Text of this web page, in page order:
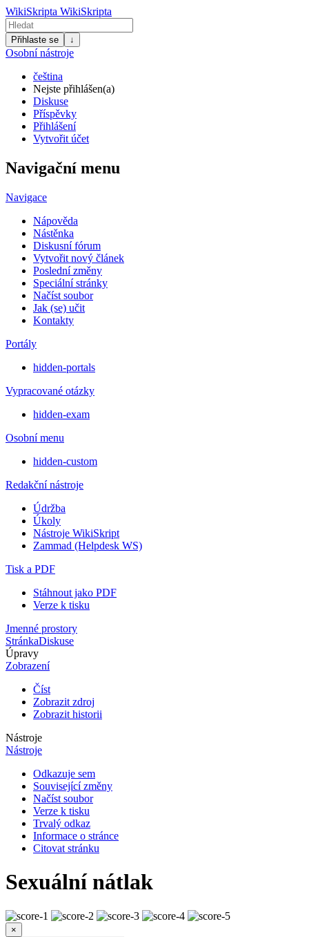
WikiSkripta WikiSkripta
Přihlaste se ↓
Osobní nástroje
čeština
Nejste přihlášen(a)
Diskuse
Příspěvky
Přihlášení
Vytvořit účet
Navigační menu
Navigace
Nápověda
Nástěnka
Diskusní fórum
Vytvořit nový článek
Poslední změny
Speciální stránky
Načíst soubor
Jak (se) učit
Kontakty
Portály
hidden-portals
Vypracované otázky
hidden-exam
Osobní menu
hidden-custom
Redakční nástroje
Údržba
Úkoly
Nástroje WikiSkript
Zammad (Helpdesk WS)
Tisk a PDF
Stáhnout jako PDF
Verze k tisku
Jmenné prostory
StránkaDiskuse
Úpravy
Zobrazení
Číst
Zobrazit zdroj
Zobrazit historii
Nástroje
Nástroje
Odkazuje sem
Související změny
Načíst soubor
Verze k tisku
Trvalý odkaz
Informace o stránce
Citovat stránku
Sexuální nátlak
×